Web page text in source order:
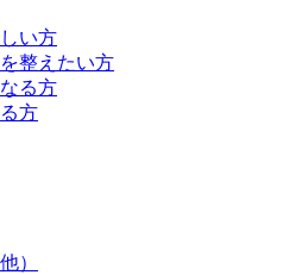
い方
整えたい方
る方
方
）